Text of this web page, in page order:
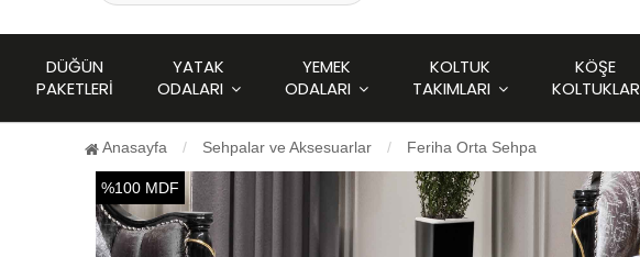
DÜĞÜN
PAKETLERI
YATAK
ODALARI
YEMEK
ODALARI
KOLTUK
TAKIMLARI
KÖŞE
KOLTUKLAR
Anasayfa Sehpalar ve Aksesuarlar Feriha Orta Sehpa
%100 MDF